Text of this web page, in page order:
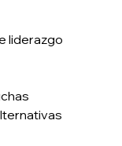
liderazgo